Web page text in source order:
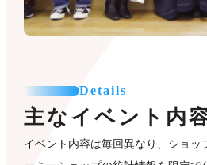
Details
主なイベント内
イベント内容は毎回異なり、ショッ